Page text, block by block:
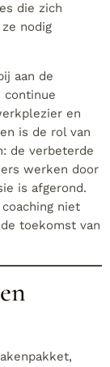
die zich
nodig
aan de
continue
en
is de rol van
de verbeterde
werken door
is afgerond.
niet
toekomst van